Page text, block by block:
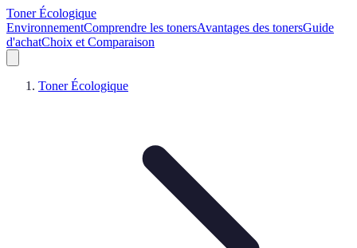
Toner Écologique
EnvironnementComprendre les tonersAvantages des tonersGuide
d'achatChoix et Comparaison
Toner Écologique